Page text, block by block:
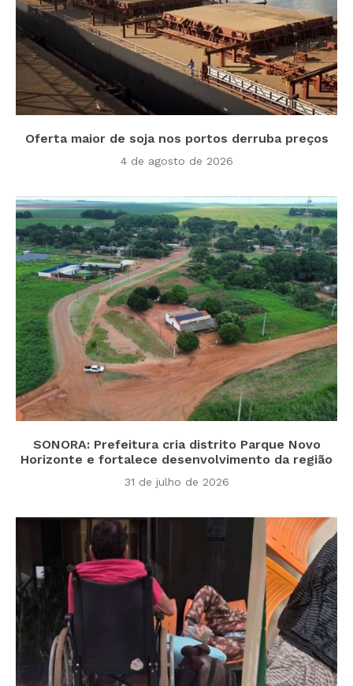
Oferta maior de soja nos portos derruba preços
4 de agosto de 2026
SONORA: Prefeitura cria distrito Parque Novo
Horizonte e fortalece desenvolvimento da região
31 de julho de 2026